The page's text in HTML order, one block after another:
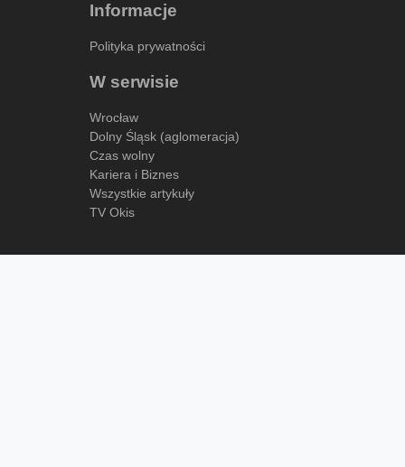
Informacje
Polityka prywatności
W serwisie
Wrocław
Dolny Śląsk (aglomeracja)
Czas wolny
Kariera i Biznes
Wszystkie artykuły
TV Okis